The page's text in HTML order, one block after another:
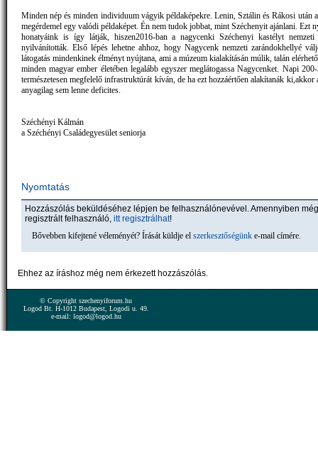
Minden nép és minden individuum vágyik példaképekre. Lenin, Sztálin és Rákosi után
megérdemel egy valódi példaképet. Én nem tudok jobbat, mint Széchenyit ajánlani. Ezt
honatyáink is így látják, hiszen2016-ban a nagycenki Széchenyi kastélyt nemzeti
nyilvánították. Első lépés lehetne ahhoz, hogy Nagycenk nemzeti zarándokhellyé
látogatás mindenkinek élményt nyújtana, ami a múzeum kialakításán múlik, talán
minden magyar ember életében legalább egyszer meglátogassa Nagycenket. Napi
természetesen megfelelő infrastruktúrát kíván, de ha ezt hozzáértően alakítanák ki,akkor
anyagilag sem lenne deficites.
Széchényi Kálmán
a Széchényi Családegyesület seniorja
Nyomtatás
Hozzászólás beküldéséhez lépjen be felhasználónevével. Amennyiben
regisztrált felhasználó, itt regisztrálhat!
Bővebben kifejtené véleményét? Írását küldje el szerkesztőségünk e-mail címére.
Ehhez az íráshoz még nem érkezett hozzászólás.
© Copyright szechenyiforum.hu
Logod Bt. H-1012 Budapest, Logodi u. 49.
e-mail: logod@logod.hu